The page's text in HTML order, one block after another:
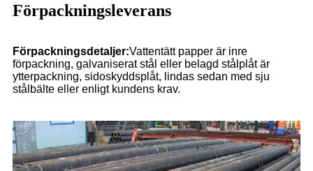
Förpackningsleverans
Förpackningsdetaljer:Vattentätt papper är inre
förpackning, galvaniserat stål eller belagd stålplåt är
ytterpackning, sidoskyddsplåt, lindas sedan med sju
stålbälte eller enligt kundens krav.